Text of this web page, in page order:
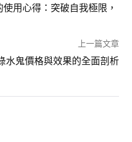
用心得：突破自我極限，
上一篇文章
水鬼價格與效果的全面剖析